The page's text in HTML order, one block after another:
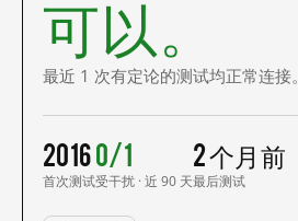
可以。
最近 1 次有定论的测试均正常连接。
2016
首次测试
0/1
受干扰 · 近 90 天
2 个月前
最后测试